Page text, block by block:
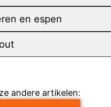
en espen
andere artikelen: